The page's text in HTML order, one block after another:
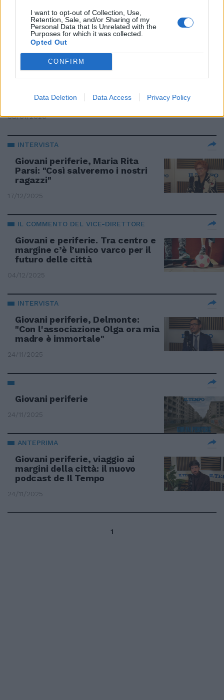
I want to opt-out of Collection, Use,
Retention, Sale, and/or Sharing of my
Personal Data that Is Unrelated with the
Purposes for which it was collected.
Opted Out
CONFIRM
Data Deletion Data Access Privacy Policy
crimine per le nuove generazioni
28/01/2026
Giovani periferie, una rete a
sostegno degli orfani di
femminicidio: il progetto
RE.S.P.I.R.O.
08/01/2026
INTERVISTA
Giovani periferie, Maria Rita
Parsi: "Così salveremo i nostri
ragazzi"
17/12/2025
IL COMMENTO DEL VICE-DIRETTORE
Giovani e periferie. Tra centro e
margine c’è l’unico varco per il
futuro delle città
04/12/2025
INTERVISTA
Giovani periferie, Delmonte:
"Con l'associazione Olga ora mia
madre è immortale"
24/11/2025
Giovani periferie
24/11/2025
ANTEPRIMA
Giovani periferie, viaggio ai
margini della città: il nuovo
podcast de Il Tempo
24/11/2025
1